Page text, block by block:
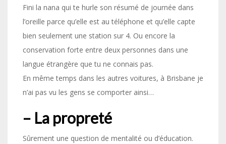
Fini la nana qui te hurle son résumé de journée dans
l’oreille parce qu’elle est au téléphone et qu’elle capte
bien seulement une station sur 4. Ou encore la
conservation forte entre deux personnes dans une
langue étrangère que tu ne connais pas.
En même temps dans les autres voitures, à Brisbane je
n’ai pas vu les gens se comporter ainsi…
– La propreté
Sûrement une question de mentalité ou d’éducation.